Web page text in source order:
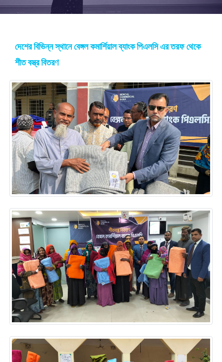
দেশের বিভিন্ন স্থানে বেঙ্গল কমার্শিয়াল ব্যাংক পিএলসি এর তরফ থেকে
শীত বস্ত্র বিতরণ